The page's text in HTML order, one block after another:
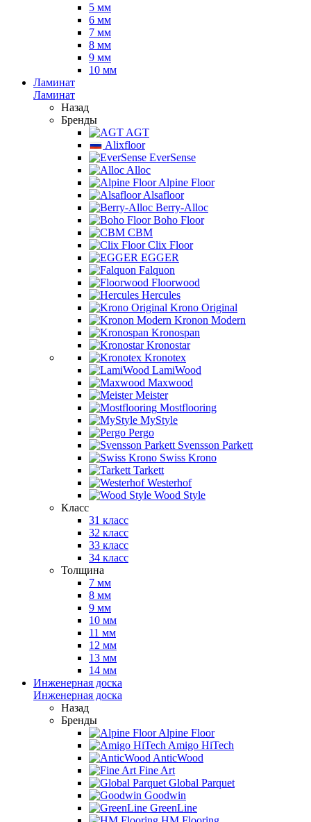
5 мм
6 мм
7 мм
8 мм
9 мм
10 мм
Ламинат
Ламинат
Назад
Бренды
AGT
Alixfloor
EverSense
Alloc
Alpine Floor
Alsafloor
Berry-Alloc
Boho Floor
CBM
Clix Floor
EGGER
Falquon
Floorwood
Hercules
Krono Original
Kronon Modern
Kronospan
Kronostar
Kronotex
LamiWood
Maxwood
Meister
Mostflooring
MyStyle
Pergo
Svensson Parkett
Swiss Krono
Tarkett
Westerhof
Wood Style
Класс
31 класс
32 класс
33 класс
34 класс
Толщина
7 мм
8 мм
9 мм
10 мм
11 мм
12 мм
13 мм
14 мм
Инженерная доска
Инженерная доска
Назад
Бренды
Alpine Floor
Amigo HiTech
AnticWood
Fine Art
Global Parquet
Goodwin
GreenLine